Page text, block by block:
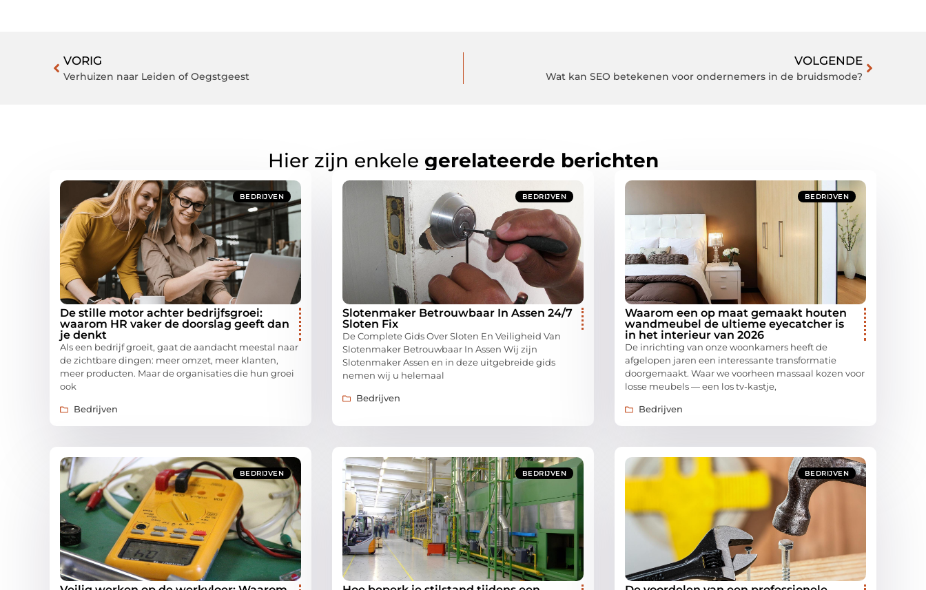
VORIG
Verhuizen naar Leiden of Oegstgeest
VOLGENDE
Wat kan SEO betekenen voor ondernemers in de bruidsmode?
Hier zijn enkele gerelateerde berichten
BEDRIJVEN
De stille motor achter bedrijfsgroei:
waarom HR vaker de doorslag geeft dan
je denkt
Als een bedrijf groeit, gaat de aandacht meestal naar
de zichtbare dingen: meer omzet, meer klanten,
meer producten. Maar de organisaties die hun groei
ook
Bedrijven
BEDRIJVEN
Slotenmaker Betrouwbaar In Assen 24/7
Sloten Fix
De Complete Gids Over Sloten En Veiligheid Van
Slotenmaker Betrouwbaar In Assen Wij zijn
Slotenmaker Assen en in deze uitgebreide gids
nemen wij u helemaal
Bedrijven
BEDRIJVEN
Waarom een op maat gemaakt houten
wandmeubel de ultieme eyecatcher is
in het interieur van 2026
De inrichting van onze woonkamers heeft de
afgelopen jaren een interessante transformatie
doorgemaakt. Waar we voorheen massaal kozen voor
losse meubels — een los tv-kastje,
Bedrijven
BEDRIJVEN BEDRIJVEN BEDRIJVEN